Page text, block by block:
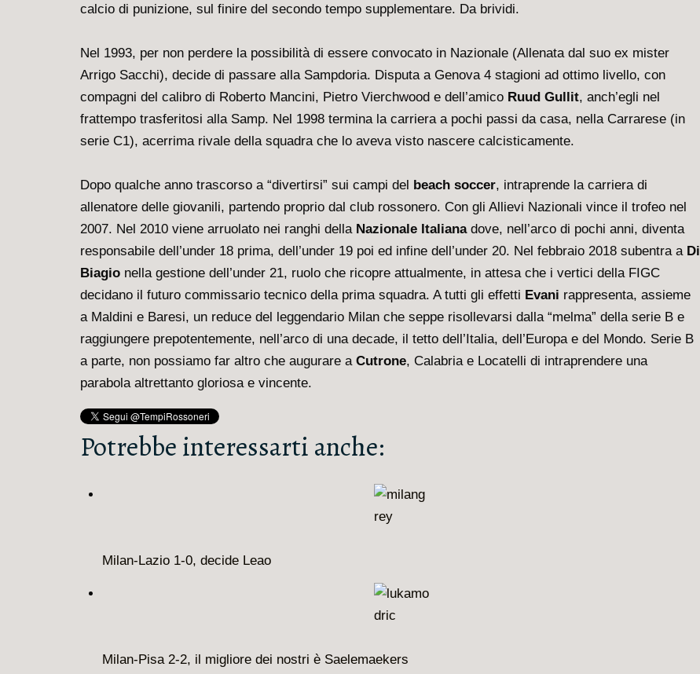
calcio di punizione, sul finire del secondo tempo supplementare. Da brividi.
Nel 1993, per non perdere la possibilità di essere convocato in Nazionale (Allenata dal suo ex mister
Arrigo Sacchi), decide di passare alla Sampdoria. Disputa a Genova 4 stagioni ad ottimo livello, con
compagni del calibro di Roberto Mancini, Pietro Vierchwood e dell’amico Ruud Gullit, anch’egli nel
frattempo trasferitosi alla Samp. Nel 1998 termina la carriera a pochi passi da casa, nella Carrarese (in
serie C1), acerrima rivale della squadra che lo aveva visto nascere calcisticamente.
Dopo qualche anno trascorso a “divertirsi” sui campi del beach soccer, intraprende la carriera di
allenatore delle giovanili, partendo proprio dal club rossonero. Con gli Allievi Nazionali vince il trofeo nel
2007. Nel 2010 viene arruolato nei ranghi della Nazionale Italianadove, nell’arco di pochi anni, diventa
responsabile dell’under 18 prima, dell’under 19 poi ed infine dell’under 20. Nel febbraio 2018 subentra a Di
Biagio nella gestione dell’under 21, ruolo che ricopre attualmente, in attesa che i vertici della FIGC
decidano il futuro commissario tecnico della prima squadra. A tutti gli effetti Evani rappresenta, assieme
a Maldini e Baresi, un reduce del leggendario Milan che seppe risollevarsi dalla “melma” della serie B e
raggiungere prepotentemente, nell’arco di una decade, il tetto dell’Italia, dell’Europa e del Mondo. Serie B
a parte, non possiamo far altro che augurare a Cutrone, Calabria e Locatelli di intraprendere una
parabola altrettanto gloriosa e vincente.
Potrebbe interessarti anche:
Milan-Lazio 1-0, decide Leao
Milan-Pisa 2-2, il migliore dei nostri è Saelemaekers